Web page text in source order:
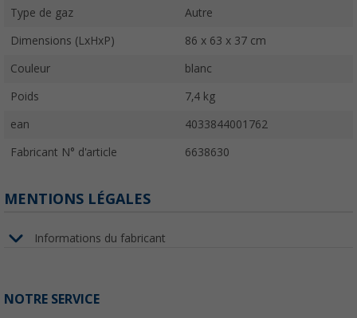
Type de gaz Autre
Dimensions (LxHxP) 86 x 63 x 37 cm
Couleur blanc
Poids 7,4 kg
ean 4033844001762
Fabricant N° d'article 6638630
MENTIONS LÉGALES
Informations du fabricant
NOTRE SERVICE